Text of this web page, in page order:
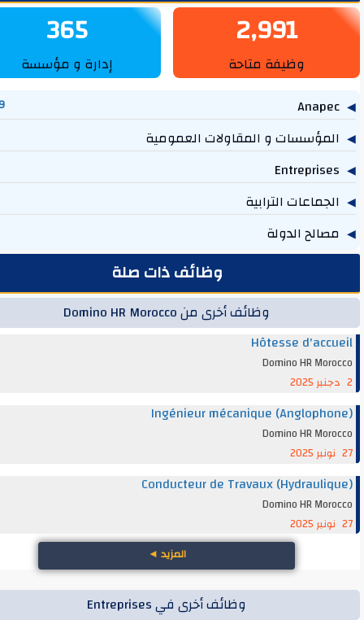
2,991
وظيفة متاحة
365
إدارة و مؤسسة
و المقاولات العمومية
الترابية
الدولة
وظائف ذات صلة
وظائف أخرى من Domino HR Morocco
Hôtesse
Domino HR
Ingénieur mécanique
Domino HR
Conducteur de Travaux
Domino HR
◄
وظائف أخرى في Entreprises